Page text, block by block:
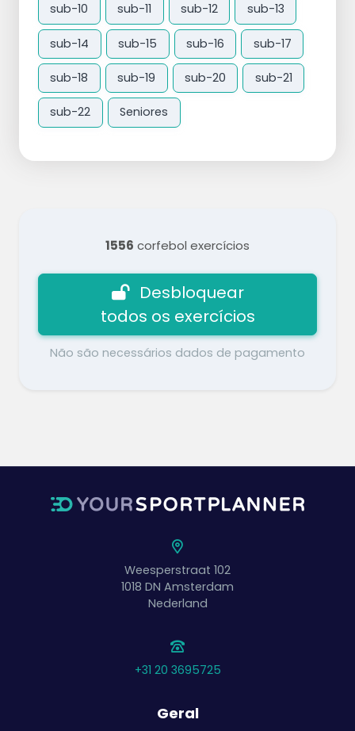
sub-10 sub-11 sub-12 sub-13
sub-14 sub-15 sub-16 sub-17
sub-18 sub-19 sub-20 sub-21
sub-22 Seniores
1556 corfebol exercícios
Desbloquear
todos os exercícios
Não são necessários dados de pagamento
Weesperstraat 102
1018 DN Amsterdam
Nederland
+31 20 3695725
Geral